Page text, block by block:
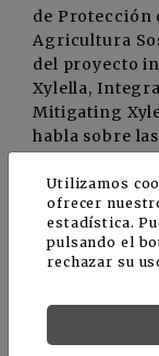
de Protección
Agricultura
del proyecto
Xylella,
Mitigating
habla sobre
fastidiosa’,
región en un
Utilizamos
ofrecer
estadística.
pulsando el
rechazar su